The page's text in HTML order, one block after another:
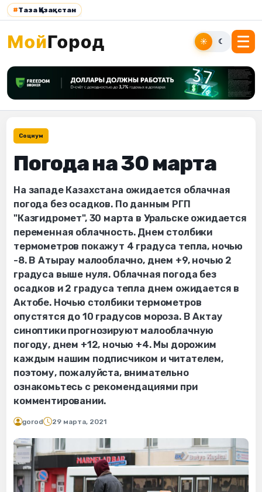
#Таза Қазақстан
☀ ☾
Социум
Погода на 30 марта
На западе Казахстана ожидается облачная
погода без осадков. По данным РГП
"Казгидромет", 30 марта в Уральске ожидается
переменная облачность. Днем столбики
термометров покажут 4 градуса тепла, ночью
-8. В Атырау малооблачно, днем +9, ночью 2
градуса выше нуля. Облачная погода без
осадков и 2 градуса тепла днем ожидается в
Актобе. Ночью столбики термометров
опустятся до 10 градусов мороза. В Актау
синоптики прогнозируют малооблачную
погоду, днем +12, ночью +4. Мы дорожим
каждым нашим подписчиком и читателем,
поэтому, пожалуйста, внимательно
ознакомьтесь с рекомендациями при
комментировании.
gorod 29 марта, 2021